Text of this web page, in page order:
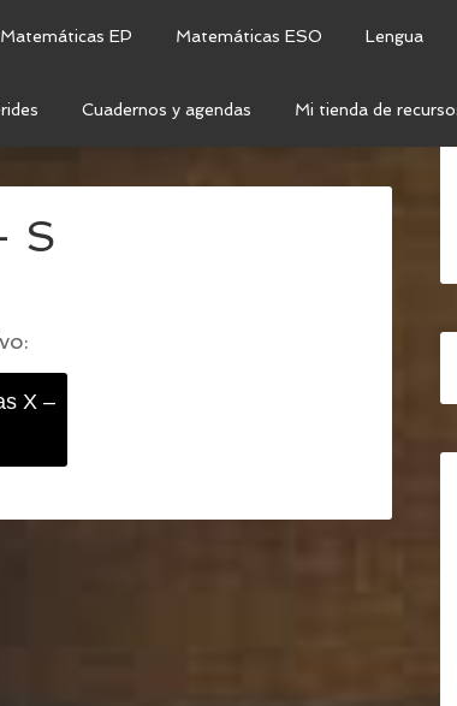
Matemáticas EP Matemáticas ESO Lengua
Cuadernos y agendas Mi tienda de
REGLAS ORTOGRÁFICAS "X - S"
S
X –